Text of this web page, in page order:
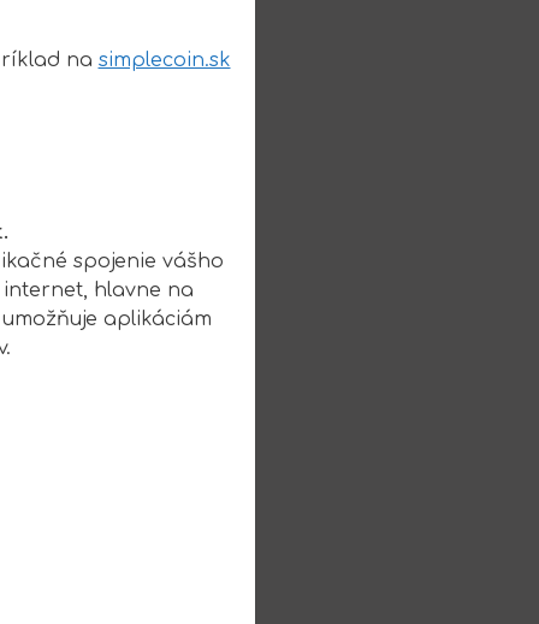
na simplecoin.sk
spojenie vášho
hlavne na
aplikáciám